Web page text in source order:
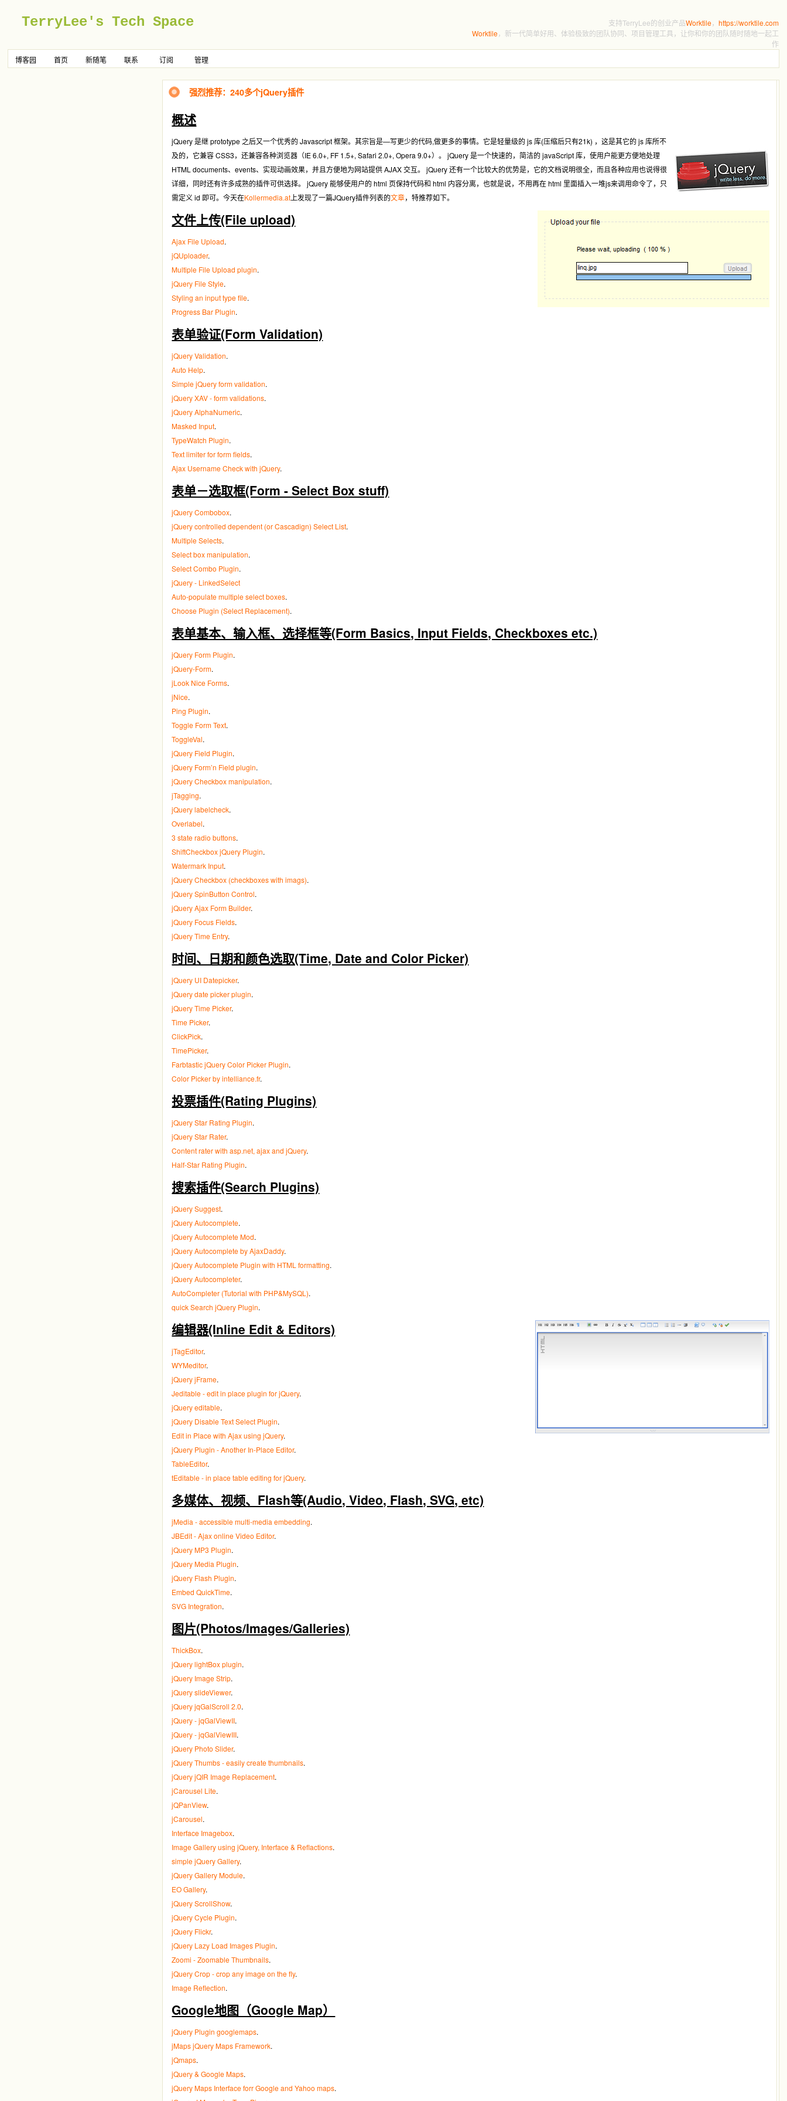
TerryLee's Tech Space 支持TerryLee的创业产品Worktile， https://worktile.com
Worktile，新一代简单好用、体验极致的团队协同、项目管理工具，让你和你的团队随时随地一起工
作
博客园
首页 新随笔 联系 订阅 管理
强烈推荐：240多个jQuery插件
概述
jQuery 是继 prototype 之后又一个优秀的 Javascript 框架。其宗旨是—写更少的代码,做更多的事情。它是轻量级的 js 库(压缩后只有21k) ，这是其它的 js 库所不
及的，它兼容 CSS3，还兼容各种浏览器（IE 6.0+, FF 1.5+, Safari 2.0+, Opera 9.0+）。 jQuery 是一个快速的，简洁的 javaScript 库，使用户能更方便地处理
HTML documents、events、实现动画效果，并且方便地为网站提供 AJAX 交互。 jQuery 还有一个比较大的优势是，它的文档说明很全，而且各种应用也说得很
详细，同时还有许多成熟的插件可供选择。 jQuery 能够使用户的 html 页保持代码和 html 内容分离，也就是说，不用再在 html 里面插入一堆js来调用命令了，只
需定义 id 即可。今天在Kollermedia.at 上发现了一篇JQuery插件列表的文章，特推荐如下。
文件上传(File upload)
Ajax File Upload.
jQUploader.
Multiple File Upload plugin.
jQuery File Style.
Styling an input type file.
Progress Bar Plugin.
表单验证(Form Validation)
jQuery Validation.
Auto Help.
Simple jQuery form validation.
jQuery XAV - form validations.
jQuery AlphaNumeric.
Masked Input.
TypeWatch Plugin.
Text limiter for form fields.
Ajax Username Check with jQuery.
表单－选取框(Form - Select Box stuff)
jQuery Combobox.
jQuery controlled dependent (or Cascadign) Select List.
Multiple Selects.
Select box manipulation.
Select Combo Plugin.
jQuery - LinkedSelect
Auto-populate multiple select boxes.
Choose Plugin (Select Replacement).
表单基本、输入框、选择框等(Form Basics, Input Fields, Checkboxes etc.)
jQuery Form Plugin.
jQuery-Form.
jLook Nice Forms.
jNice.
Ping Plugin.
Toggle Form Text.
ToggleVal.
jQuery Field Plugin.
jQuery Form’n Field plugin.
jQuery Checkbox manipulation.
jTagging.
jQuery labelcheck.
Overlabel.
3 state radio buttons.
ShiftCheckbox jQuery Plugin.
Watermark Input.
jQuery Checkbox (checkboxes with imags).
jQuery SpinButton Control.
jQuery Ajax Form Builder.
jQuery Focus Fields.
jQuery Time Entry.
时间、日期和颜色选取(Time, Date and Color Picker)
jQuery UI Datepicker.
jQuery date picker plugin.
jQuery Time Picker.
Time Picker.
ClickPick.
TimePicker.
Farbtastic jQuery Color Picker Plugin.
Color Picker by intelliance.fr.
投票插件(Rating Plugins)
jQuery Star Rating Plugin.
jQuery Star Rater.
Content rater with asp.net, ajax and jQuery.
Half-Star Rating Plugin.
搜索插件(Search Plugins)
jQuery Suggest.
jQuery Autocomplete.
jQuery Autocomplete Mod.
jQuery Autocomplete by AjaxDaddy.
jQuery Autocomplete Plugin with HTML formatting.
jQuery Autocompleter.
AutoCompleter (Tutorial with PHP&MySQL).
quick Search jQuery Plugin.
编辑器(Inline Edit & Editors)
jTagEditor.
WYMeditor.
jQuery jFrame.
Jeditable - edit in place plugin for jQuery.
jQuery editable.
jQuery Disable Text Select Plugin.
Edit in Place with Ajax using jQuery.
jQuery Plugin - Another In-Place Editor.
TableEditor.
tEditable - in place table editing for jQuery.
多媒体、视频、Flash等(Audio, Video, Flash, SVG, etc)
jMedia - accessible multi-media embedding.
JBEdit - Ajax online Video Editor.
jQuery MP3 Plugin.
jQuery Media Plugin.
jQuery Flash Plugin.
Embed QuickTime.
SVG Integration.
图片(Photos/Images/Galleries)
ThickBox.
jQuery lightBox plugin.
jQuery Image Strip.
jQuery slideViewer.
jQuery jqGalScroll 2.0.
jQuery - jqGalViewII.
jQuery - jqGalViewIII.
jQuery Photo Slider.
jQuery Thumbs - easily create thumbnails.
jQuery jQIR Image Replacement.
jCarousel Lite.
jQPanView.
jCarousel.
Interface Imagebox.
Image Gallery using jQuery, Interface & Reflactions.
simple jQuery Gallery.
jQuery Gallery Module.
EO Gallery.
jQuery ScrollShow.
jQuery Cycle Plugin.
jQuery Flickr.
jQuery Lazy Load Images Plugin.
Zoomi - Zoomable Thumbnails.
jQuery Crop - crop any image on the fly.
Image Reflection.
Google地图（Google Map）
jQuery Plugin googlemaps.
jMaps jQuery Maps Framework.
jQmaps.
jQuery & Google Maps.
jQuery Maps Interface forr Google and Yahoo maps.